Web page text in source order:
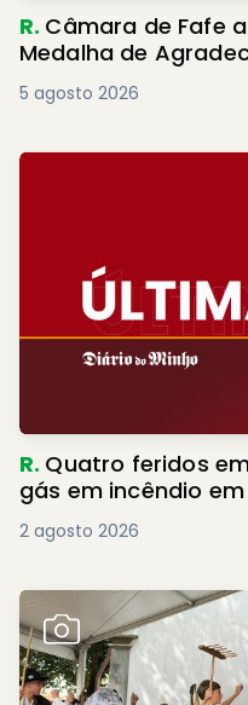
R. Câmara de Fafe
Medalha de
5 agosto 2026
R. Quatro feridos
gás em incêndio
2 agosto 2026